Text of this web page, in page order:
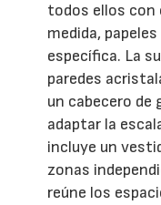
todos ellos con
medida,
específica. La
paredes
un cabecero de
adaptar la
incluye un
zonas
reúne los